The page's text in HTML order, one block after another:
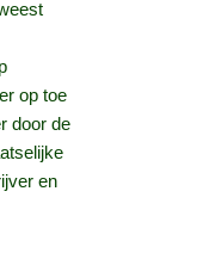
op toe
door de
en